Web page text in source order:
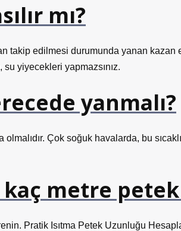
mı?
takip edilmesi durumunda yanan kazan
su yiyecekleri yapmazsınız.
yanmalı?
olmalıdır. Çok soğuk havalarda, bu
metre petek
Pratik Isıtma Petek Uzunluğu